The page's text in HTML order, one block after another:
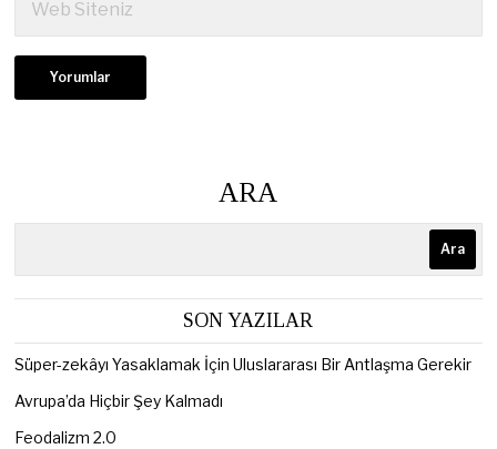
ARA
Ara
SON YAZILAR
Süper-zekâyı Yasaklamak İçin Uluslararası Bir Antlaşma Gerekir
Avrupa’da Hiçbir Şey Kalmadı
Feodalizm 2.0